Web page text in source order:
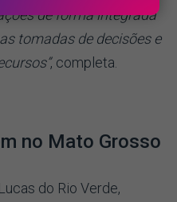
de forma integrada
tomadas de decisões e
, completa.
no Mato Grosso
do Rio Verde,